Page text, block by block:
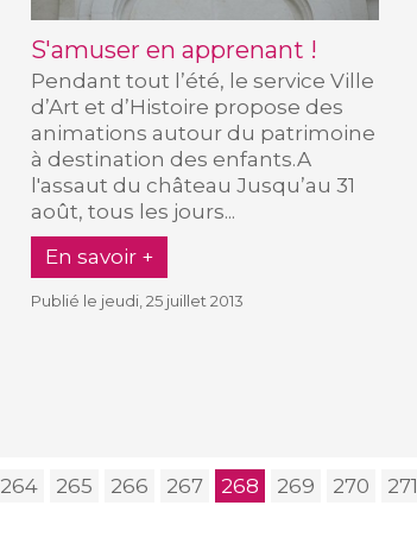
S'amuser en apprenant !
Pendant tout l’été, le service Ville
d’Art et d’Histoire propose des
animations autour du patrimoine
à destination des enfants.A
l'assaut du château Jusqu’au 31
août, tous les jours...
En savoir +
Publié le jeudi, 25 juillet 2013
264 265 266 267 268 269 270 271